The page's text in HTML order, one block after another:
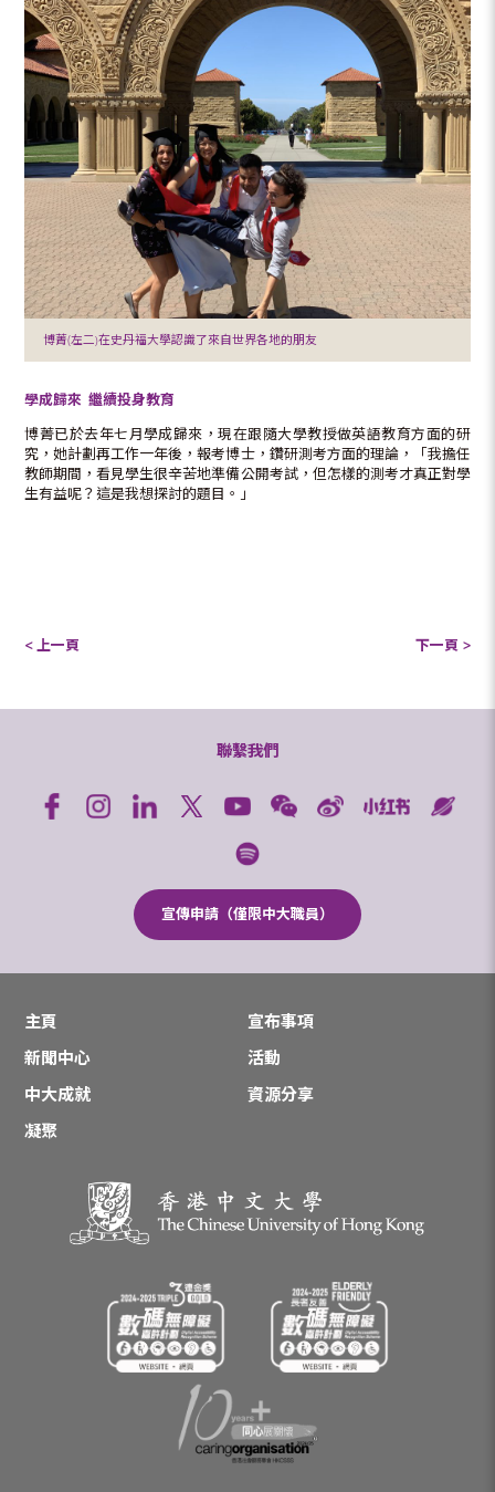
博菁(左二)在史丹福大學認識了來自世界各地的朋友
學成歸來 繼續投身教育
博菁已於去年七月學成歸來，現在跟隨大學教授做英語教育方面的研
究，她計劃再工作一年後，報考博士，鑽研測考方面的理論，「我擔任
教師期間，看見學生很辛苦地準備公開考試，但怎樣的測考才真正對學
生有益呢？這是我想探討的題目。」
< 上一頁 下一頁 >
聯繫我們
宣傳申請（僅限中大職員）
主頁
宣布事項
新聞中心
活動
中大成就
資源分享
凝聚